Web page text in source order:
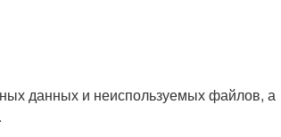
данных и неиспользуемых файлов, а